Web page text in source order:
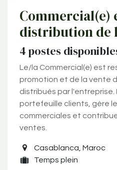
Commercial(e)
distribution de
4 postes
Le/la Commercial(e) est
promotion et de la vente
distribués par l'entreprise.
portefeuille clients, gère
commerciales et
ventes.
Casablanca, Maroc
Temps plein